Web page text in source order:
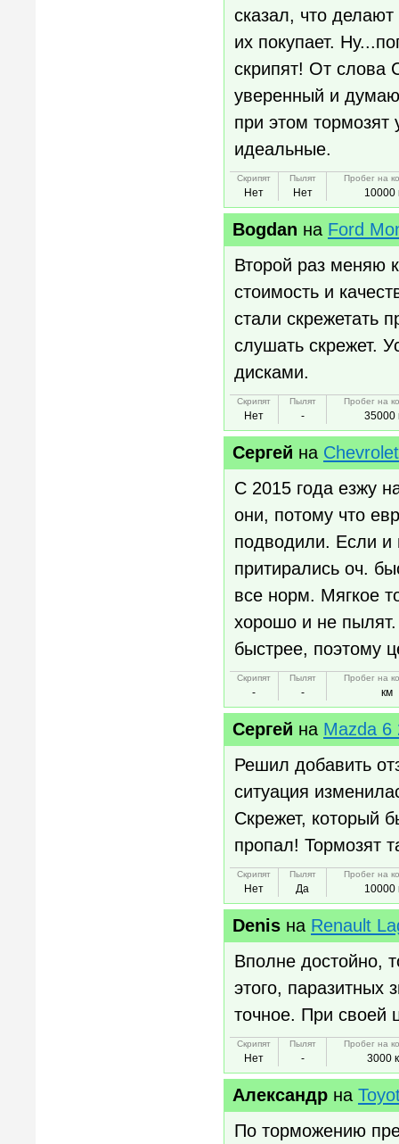
сказал, что
их покупает.
скрипят! От слова
уверенный и
при этом тормозят
идеальные.
Скрипят
Нет
Пылят
Нет
Пробег на
10000
Bogdan на Ford
Второй раз меняю
стоимость и
стали скрежетать
слушать скрежет.
дисками.
Скрипят
Нет
Пылят
-
Пробег на
35000
Сергей на
С 2015 года езжу
они, потому что
подводили. Если и
притирались оч.
все норм. Мягкое
хорошо и не
быстрее, поэтому
Скрипят
-
Пылят
-
Пробег на
км
Сергей на Mazda 6
Решил добавить
ситуация
Скрежет, который
пропал! Тормозят
Скрипят
Нет
Пылят
Да
Пробег на
10000
Denis на Renault
Вполне достойно,
этого, паразитных
точное. При своей
Скрипят
Нет
Пылят
-
Пробег на
3000
Александр на
По торможению